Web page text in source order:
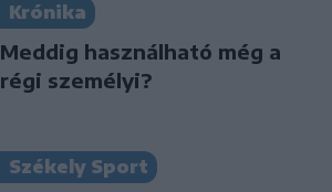
Krónika
Meddig használható még a
régi személyi?
Székely Sport